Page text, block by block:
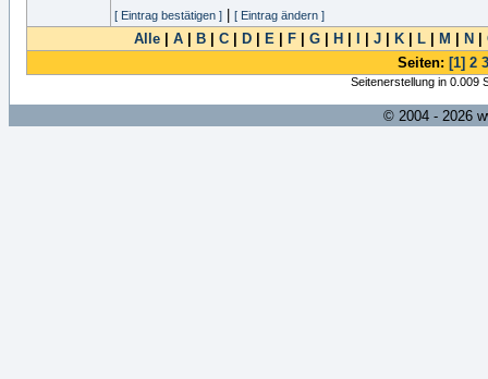
[ Eintrag bestätigen ] [ Eintrag ändern ]
Alle A B C D E F G H J K L M N
Seiten: [1] 2 3
Seitenerstellung in 0.009
© 2004 - 2026